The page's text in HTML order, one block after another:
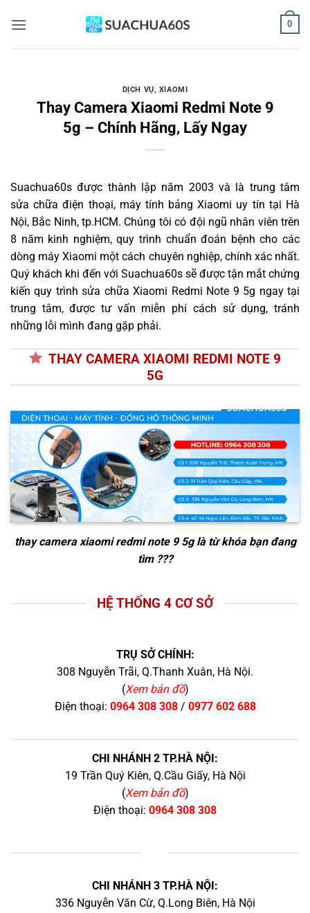
qua
0
DỊCH VỤ, XIAOMI
Thay Camera Xiaomi Redmi Note 9
5g – Chính Hãng, Lấy Ngay
Suachua60s được thành lập năm 2003 và là trung tâm
sửa chữa điện thoại, máy tính bảng Xiaomi uy tín tại Hà
Nội, Bắc Ninh, tp.HCM. Chúng tôi có đội ngũ nhân viên trên
8 năm kinh nghiệm, quy trình chuẩn đoán bệnh cho các
dòng máy Xiaomi một cách chuyên nghiệp, chính xác nhất.
Quý khách khi đến với Suachua60s sẽ được tận mắt chứng
kiến quy trình sửa chữa Xiaomi Redmi Note 9 5g ngay tại
trung tâm, được tư vấn miễn phí cách sử dụng, tránh
những lỗi mình đang gặp phải.
THAY CAMERA XIAOMI REDMI NOTE 9
5G
thay camera xiaomi redmi note 9 5glà từ khóa bạn đang
tìm ???
HỆ THỐNG 4 CƠ SỞ
TRỤ SỞ CHÍNH:
308 Nguyễn Trãi, Q.Thanh Xuân, Hà Nội.
(Xem bản đồ)
Điện thoại: 0964 308 308/ 0977 602 688
CHI NHÁNH 2 TP.HÀ NỘI:
19 Trần Quý Kiên, Q.Cầu Giấy, Hà Nội
(Xem bản đồ)
Điện thoại: 0964 308 308
CHI NHÁNH 3 TP.HÀ NỘI:
336 Nguyễn Văn Cừ, Q.Long Biên, Hà Nội